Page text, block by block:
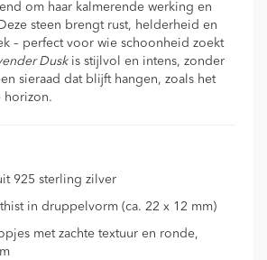
om haar kalmerende werking en
steen brengt rust, helderheid en
– perfect voor wie schoonheid zoekt
Duskis stijlvol en intens, zonder
sieraad dat blijft hangen, zoals het
horizon.
925 sterling zilver
in druppelvorm (ca. 22 x 12 mm)
met zachte textuur en ronde,